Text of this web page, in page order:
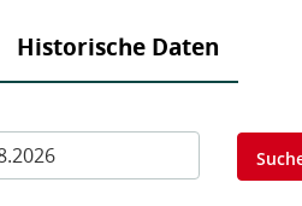
Historische Daten